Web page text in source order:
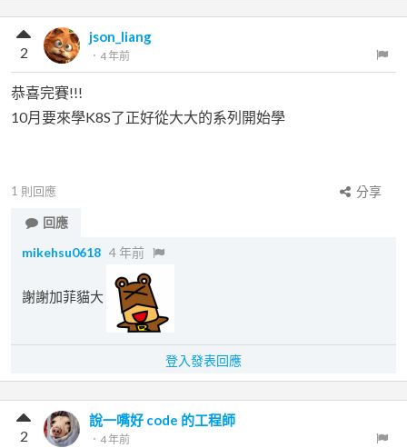
json_liang
． 4 年前
2
恭喜完賽!!!
10月要來學K8S了正好從大大的系列開始學
1 則回應
分享
回應
mikehsu0618 4 年前
謝謝加菲貓大
登入發表回應
說一嘴好 code 的工程師
． 4 年前
2